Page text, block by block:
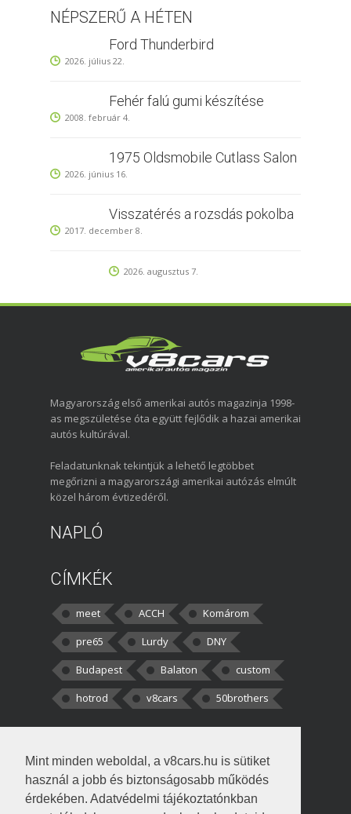
Mint minden weboldal, a v8cars.hu is sütiket
használ a jobb és biztonságosabb működés
érdekében. Adatvédelmi tájékoztatónkban
NÉPSZERŰ A HÉTEN
Ford Thunderbird
2026. július 22.
Fehér falú gumi készítése
2008. február 4.
1975 Oldsmobile Cutlass Salon
2026. június 16.
Visszatérés a rozsdás pokolba
2017. december 8.
2026. augusztus 7.
Magyarország első amerikai autós magazinja 1998-
as megszületése óta együtt fejlődik a hazai amerikai
autós kultúrával.
Feladatunknak tekintjük a lehető legtöbbet
megőrizni a magyarországi amerikai autózás elmúlt
közel három évtizedéről.
NAPLÓ
CÍMKÉK
meet ACCH
Komárom
pre65
Lurdy
DNY
Budapest
Balaton
custom
hotrod
v8cars 50brothers
kortisz:Elszúrtam! Én csak két
darabbaal számoltam. Nem tudtam, hogy fél autót,